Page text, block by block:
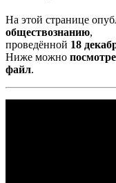
На этой странице
обществознанию,
проведённой 18
Ниже можно
файл.